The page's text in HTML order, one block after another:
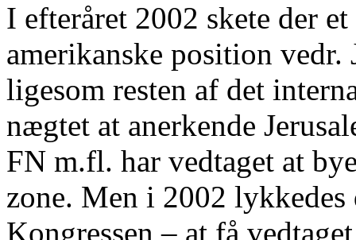
I efteråret 2002 skete der
amerikanske position vedr.
ligesom resten af det
nægtet at anerkende
FN m.fl. har vedtaget at
zone. Men i 2002
Kongressen – at få